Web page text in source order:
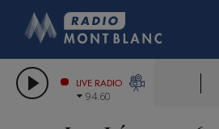
LES CHRONIQUES DE
CITIZEN
GRAND MASSIF
COMPAGNIE DU
LIVE RADIO
94.60